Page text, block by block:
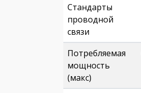
Стандарты
проводной
связи
Потребляемая
мощность
(макс)